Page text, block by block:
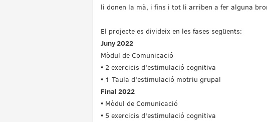
li donen la mà, i fins i tot li arriben a fer alguna
El projecte es divideix en les fases següents:
Juny 2022
Mòdul de Comunicació
• 2 exercicis d'estimulació cognitiva
• 1 Taula d'estimulació motriu grupal
Final 2022
• Mòdul de Comunicació
• 5 exercicis d'estimulació cognitiva